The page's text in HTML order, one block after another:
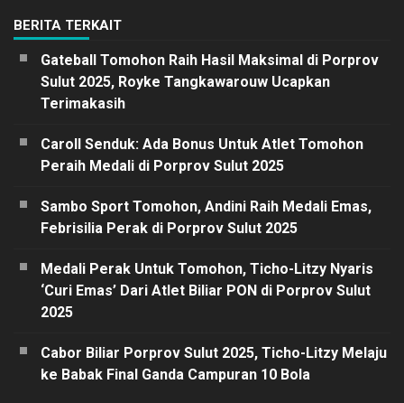
BERITA TERKAIT
Gateball Tomohon Raih Hasil Maksimal di Porprov
Sulut 2025, Royke Tangkawarouw Ucapkan
Terimakasih
Caroll Senduk: Ada Bonus Untuk Atlet Tomohon
Peraih Medali di Porprov Sulut 2025
Sambo Sport Tomohon, Andini Raih Medali Emas,
Febrisilia Perak di Porprov Sulut 2025
Medali Perak Untuk Tomohon, Ticho-Litzy Nyaris
‘Curi Emas’ Dari Atlet Biliar PON di Porprov Sulut
2025
Cabor Biliar Porprov Sulut 2025, Ticho-Litzy Melaju
ke Babak Final Ganda Campuran 10 Bola